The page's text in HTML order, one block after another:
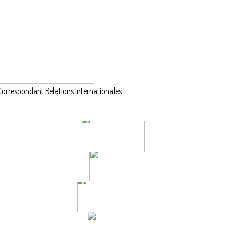
Relations Internationales